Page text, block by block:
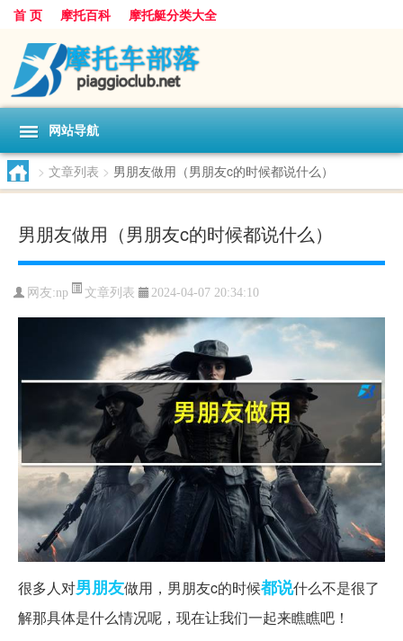
首 页 摩托百科 摩托艇分类大全
网站导航
> 文章列表 > 男朋友做用（男朋友c的时候都说什么）
男朋友做用（男朋友c的时候都说什么）
网友:np 文章列表 2024-04-07 20:34:10
很多人对男朋友做用，男朋友c的时候都说什么不是很了
解那具体是什么情况呢，现在让我们一起来瞧瞧吧！